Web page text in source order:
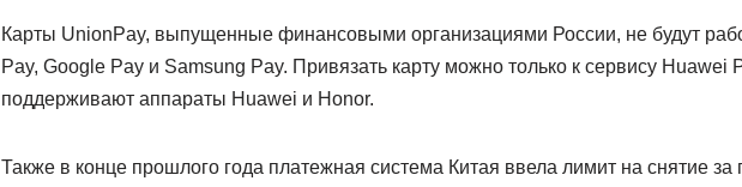
Карты UnionPay, выпущенные финансовыми организациями России, не будут
Pay, Google Pay и Samsung Pay. Привязать карту можно только к сервису Huawei
поддерживают аппараты Huawei и Honor.
Также в конце прошлого года платежная система Китая ввела лимит на снятие